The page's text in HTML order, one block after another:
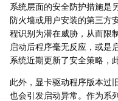
系统层面的安全防护措施是
防火墙或用户安装的第三方
程识别为潜在威胁，从而限
启动后程序毫无反应，或是
系统近期更新了安全策略，
此外，显卡驱动程序版本过
也会引发启动异常。作为系